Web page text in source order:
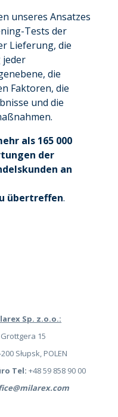
unseres Ansatzes
Tests der
Lieferung, die
jeder
die
Faktoren, die
und die
als 165 000
der
an
übertreffen.
Sp. z.o.o.:
15
Słupsk, POLEN
Tel: +48 59 858 90 00